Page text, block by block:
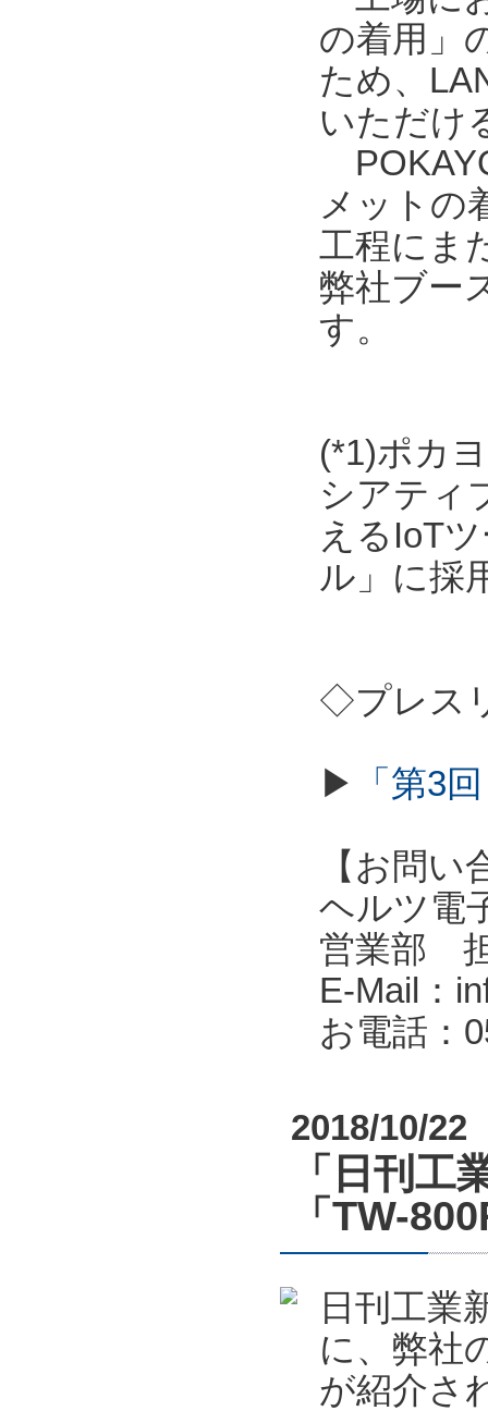
の着用」
ため、
いただけ
メットの
工程にま
弊社ブー
す。
(*1)ポカ
シアティ
えるIoT
ル」に採
◇プレス
▶ 「第3
【お問い
ヘルツ電
営業部
E-Mail：
お電話：
2018/10/22
「日刊工
「TW-
日刊工業
に、弊社
が紹介さ